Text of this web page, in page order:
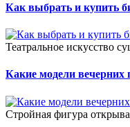
Как выбрать и купить
Театральное искусство
Какие модели вечерних
Стройная фигура